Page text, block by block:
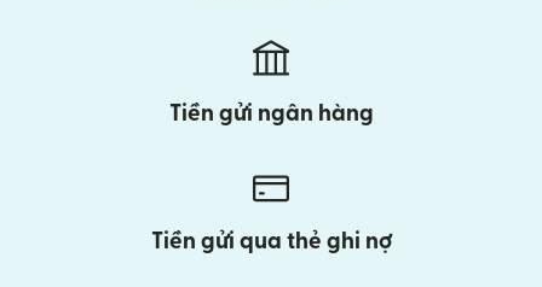
Tiền gửi ngân hàng
Tiền gửi qua thẻ ghi nợ